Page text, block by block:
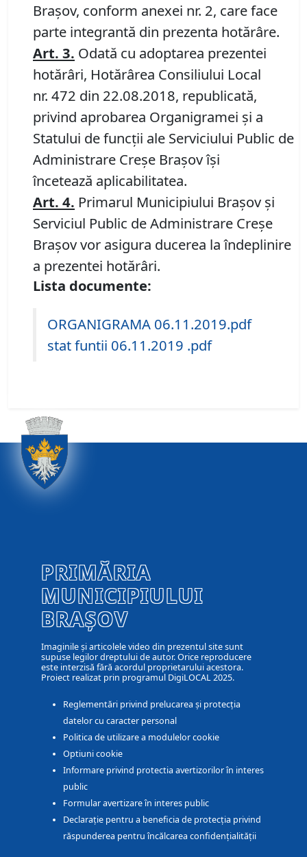
Brașov, conform anexei nr. 2, care face
parte integrantă din prezenta hotărâre.
Art. 3. Odată cu adoptarea prezentei
hotărâri, Hotărârea Consiliului Local
nr. 472 din 22.08.2018, republicată,
privind aprobarea Organigramei și a
Statului de funcții ale Serviciului Public de
Administrare Creșe Brașov își
încetează aplicabilitatea.
Art. 4. Primarul Municipiului Brașov și
Serviciul Public de Administrare Creșe
Brașov vor asigura ducerea la îndeplinire
a prezentei hotărâri.
Lista documente:
ORGANIGRAMA 06.11.2019.pdf
stat funtii 06.11.2019 .pdf
PRIMĂRIA
MUNICIPIULUI
BRAȘOV
Imaginile și articolele video din prezentul site sunt
supuse legilor dreptului de autor. Orice reproducere
este interzisă fără acordul proprietarului acestora.
Proiect realizat prin programul DigiLOCAL 2025.
Reglementări privind prelucarea și protecția
datelor cu caracter personal
Politica de utilizare a modulelor cookie
Optiuni cookie
Informare privind protectia avertizorilor în interes
public
Formular avertizare în interes public
Declarație pentru a beneficia de protecția privind
răspunderea pentru încălcarea confidențialității